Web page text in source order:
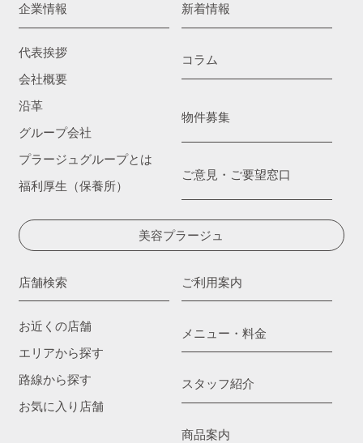
企業情報
代表挨拶
会社概要
沿革
グループ会社
プラージュグループとは
福利厚生（保養所）
新着情報
コラム
物件募集
ご意見・ご要望窓口
美容プラージュ
店舗検索
お近くの店舗
エリアから探す
路線から探す
お気に入り店舗
ご利用案内
メニュー・料金
スタッフ紹介
商品案内